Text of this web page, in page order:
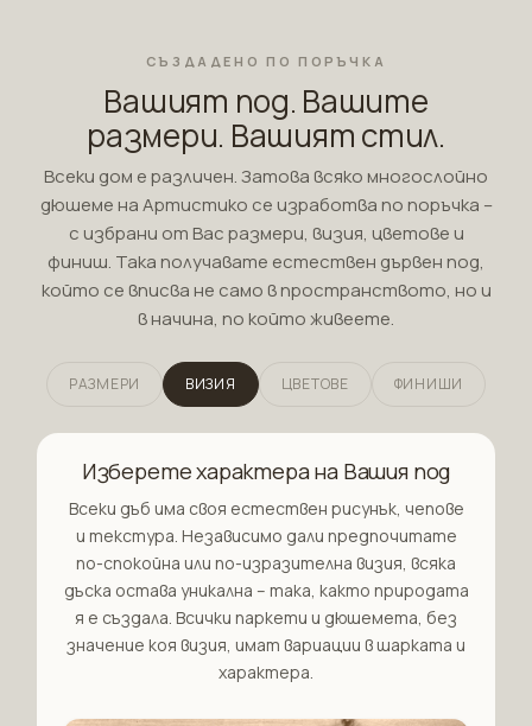
СЪЗДАДЕНО ПО ПОРЪЧКА
Вашият под. Вашите
размери. Вашият стил.
Всеки дом е различен. Затова всяко многослойно
дюшеме на Артистико се изработва по поръчка –
с избрани от Вас размери, визия, цветове и
финиш. Така получавате естествен дървен под,
който се вписва не само в пространството, но и
в начина, по който живеете.
РАЗМЕРИ ВИЗИЯ ЦВЕТОВЕ ФИНИШИ
Изберете характера на Вашия под
Всеки дъб има своя естествен рисунък, чепове
и текстура. Независимо дали предпочитате
по-спокойна или по-изразителна визия, всяка
дъска остава уникална – така, както природата
я е създала. Всички паркети и дюшемета, без
значение коя визия, имат вариации в шарката и
характера.